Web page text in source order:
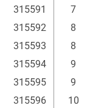
315591
7
315592
8
315593
8
315594
9
315595
9
315596
10